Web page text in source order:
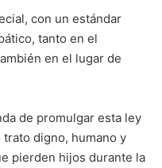
con un estándar
tanto en el
en el lugar de
de promulgar esta ley
digno, humano y
pierden hijos durante la